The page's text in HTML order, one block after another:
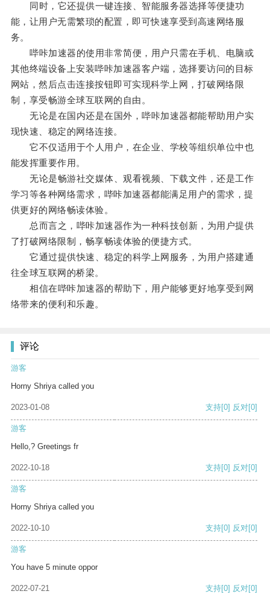
同时，它还提供一键连接、智能服务器选择等便捷功
能，让用户无需繁琐的配置，即可快速享受到高速网络服
务。
哔咔加速器的使用非常简便，用户只需在手机、电脑或
其他终端设备上安装哔咔加速器客户端，选择要访问的目标
网站，然后点击连接按钮即可实现科学上网，打破网络限
制，享受畅游全球互联网的自由。
无论是在国内还是在国外，哔咔加速器都能帮助用户实
现快速、稳定的网络连接。
它不仅适用于个人用户，在企业、学校等组织单位中也
能发挥重要作用。
无论是畅游社交媒体、观看视频、下载文件，还是工作
学习等各种网络需求，哔咔加速器都能满足用户的需求，提
供更好的网络畅读体验。
总而言之，哔咔加速器作为一种科技创新，为用户提供
了打破网络限制，畅享畅读体验的便捷方式。
它通过提供快速、稳定的科学上网服务，为用户搭建通
往全球互联网的桥梁。
相信在哔咔加速器的帮助下，用户能够更好地享受到网
络带来的便利和乐趣。
评论
游客
Horny Shriya called you
2023-01-08 支持[0] 反对[0]
游客
Hello,? Greetings fr
2022-10-18 支持[0] 反对[0]
游客
Horny Shriya called you
2022-10-10 支持[0] 反对[0]
游客
You have 5 minute oppor
2022-07-21 支持[0] 反对[0]